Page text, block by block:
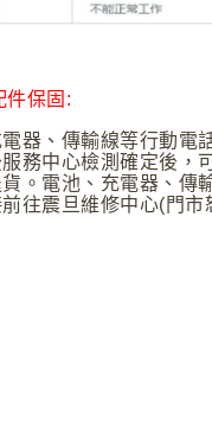
件保固:
器、傳輸線等行動電
務中心檢測確定後，
。電池、充電器、傳
往震旦維修中心(門市